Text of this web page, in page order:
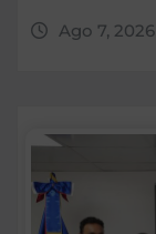
Ago 7, 2026